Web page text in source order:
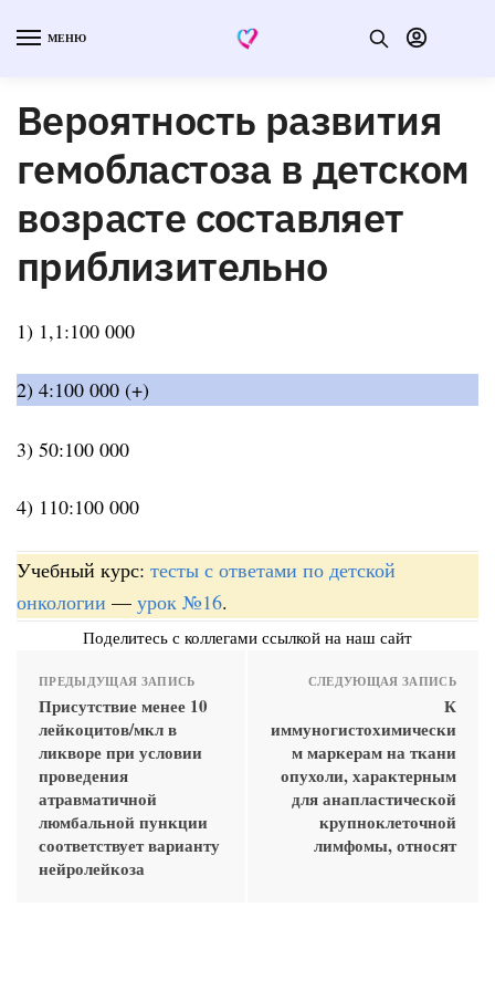
МЕНЮ
Вероятность развития
гемобластоза в детском
возрасте составляет
приблизительно
1) 1,1:100 000
2) 4:100 000 (+)
3) 50:100 000
4) 110:100 000
Учебный курс: тесты с ответами по детской
онкологии — урок №16.
Поделитесь с коллегами ссылкой на наш сайт
ПРЕДЫДУЩАЯ ЗАПИСЬ
Присутствие менее 10
лейкоцитов/мкл в
ликворе при условии
проведения
атравматичной
люмбальной пункции
соответствует варианту
нейролейкоза
СЛЕДУЮЩАЯ ЗАПИСЬ
К
иммуногистохимически
м маркерам на ткани
опухоли, характерным
для анапластической
крупноклеточной
лимфомы, относят